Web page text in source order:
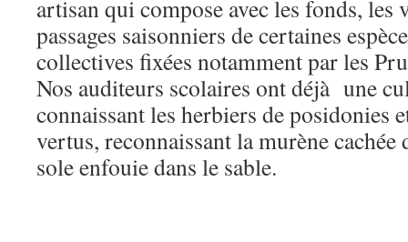
artisan qui compose avec les fonds, les
passages saisonniers de certaines
collectives fixées notamment par les
Nos auditeurs scolaires ont déjà une
connaissant les herbiers de posidonies
vertus, reconnaissant la murène cachée
sole enfouie dans le sable.